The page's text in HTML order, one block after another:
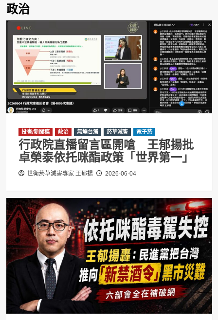
政治
投書/新聞稿 政治 無煙台灣 菸草減害 電子菸
行政院直播留言區開嗆 王郁揚批
卓榮泰依托咪酯政策「世界第一」
世衛菸草減害專家 王郁揚 2026-06-04